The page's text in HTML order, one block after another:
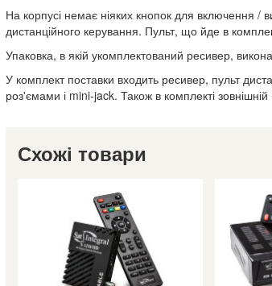
На корпусі немає ніяких кнопок для включення /
дистанційного керування. Пульт, що йде в
Упаковка, в якій укомплектований ресивер,
У комплект поставки входить ресивер, пульт
роз'ємами і mini-jack. Також в комплекті
Схожі товари